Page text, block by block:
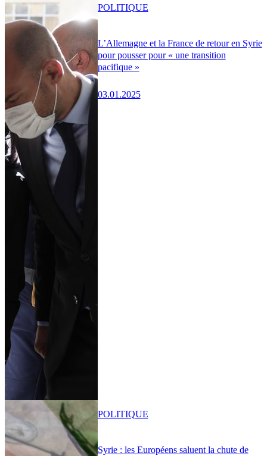
L’Allemagne et la France de retour en Syrie
pour pousser pour « une transition
pacifique »
03.01.2025
POLITIQUE
Syrie : les Européens saluent la chute de
POLITIQUE